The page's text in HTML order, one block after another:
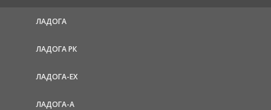
ЛАДОГА
ЛАДОГА РК
ЛАДОГА-EX
ЛАДОГА-А